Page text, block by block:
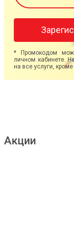
* Промокодом
личном кабинете.
на все услуги,
Акции